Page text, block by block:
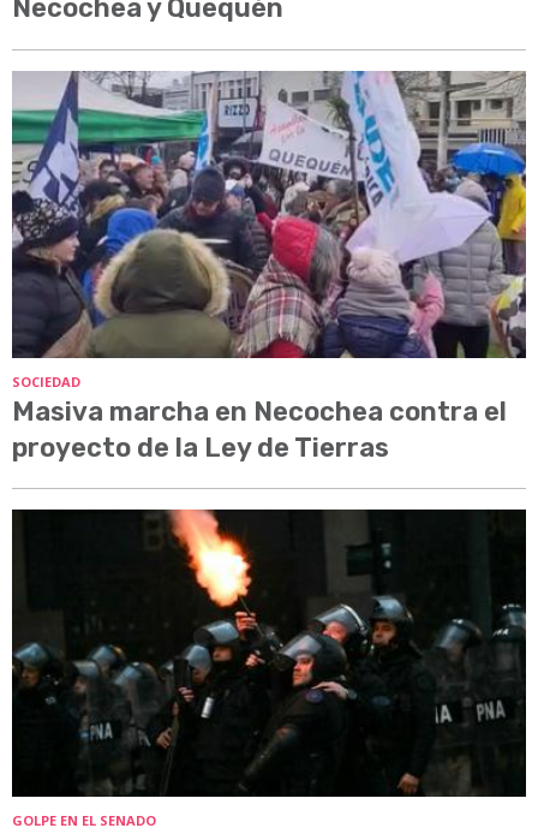
Necochea y Quequén
SOCIEDAD
Masiva marcha en Necochea contra el
proyecto de la Ley de Tierras
GOLPE EN EL SENADO